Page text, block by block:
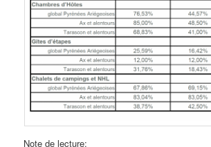
Note de lecture: